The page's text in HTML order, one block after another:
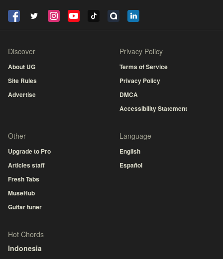
Discover
About UG
Site Rules
Advertise
Privacy Policy
Terms of Service
Privacy Policy
DMCA
Accessibility Statement
Other
Upgrade to Pro
Articles staff
Fresh Tabs
MuseHub
Guitar tuner
Language
English
Español
Hot Chords
Indonesia